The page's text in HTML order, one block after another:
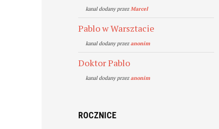
kanal dodany przezMarcel
Pablo w Warsztacie
kanal dodany przezanonim
Doktor Pablo
kanal dodany przezanonim
ROCZNICE